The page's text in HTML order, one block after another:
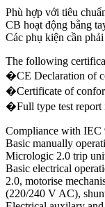
Phù hợp với tiêu
CB hoạt động bằng
Các phụ kiện cần
The following
�CE Declaration of
�Certificate of
�Full type test report
Compliance with IEC
Basic manually
Micrologic 2.0 trip
Basic electrical
2.0, motorise
(220/240 V AC),